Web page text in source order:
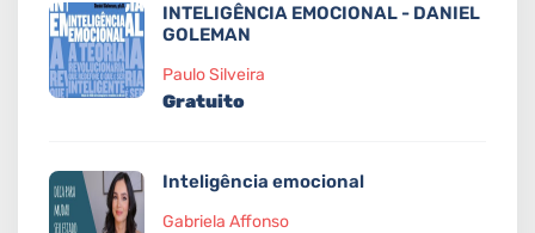
INTELIGÊNCIA EMOCIONAL - DANIEL
GOLEMAN
Paulo Silveira
Gratuito
Inteligência emocional
Gabriela Affonso